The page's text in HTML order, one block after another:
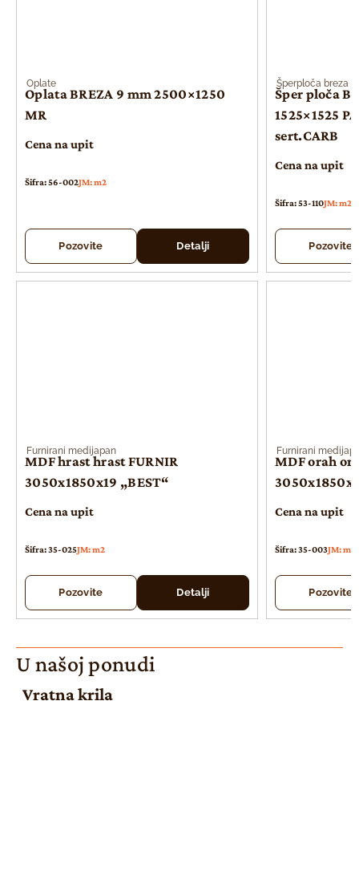
Oplate
Oplata BREZA 9 mm 2500×1250
MR
Cena na upit
Šifra: 56-002JM: m2
Pozovite Detalji
Šperploča breza
Šper ploča
1525×1525
sert.CARB
Cena na upit
Šifra: 53-110JM: m2
Pozovite
Furnirani medijapan
MDF hrast hrast FURNIR
3050x1850x19 „BEST“
Cena na upit
Šifra: 35-025JM: m2
Pozovite Detalji
Furnirani
MDF orah
Cena na upit
Šifra: 35-003JM: m2
Pozovite
U našoj ponudi
Vratna krila